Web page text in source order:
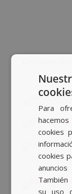
Para
cookies
cookies
su uso